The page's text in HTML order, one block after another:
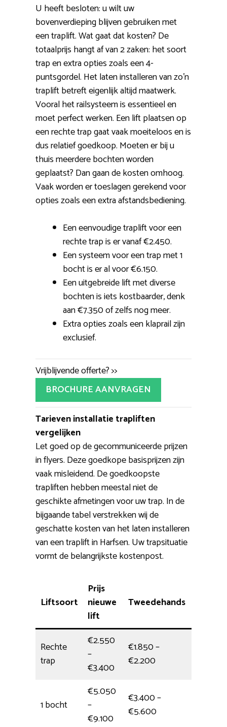
U heeft besloten: u wilt uw
bovenverdieping blijven gebruiken met
een traplift. Wat gaat dat kosten? De
totaalprijs hangt af van 2 zaken: het soort
trap en extra opties zoals een 4-
puntsgordel. Het laten installeren van zo’n
traplift betreft eigenlijk altijd maatwerk.
Vooral het railsysteem is essentieel en
moet perfect werken. Een lift plaatsen op
een rechte trap gaat vaak moeiteloos en is
dus relatief goedkoop. Moeten er bij u
thuis meerdere bochten worden
geplaatst? Dan gaan de kosten omhoog.
Vaak worden er toeslagen gerekend voor
opties zoals een extra afstandsbediening.
Een eenvoudige traplift voor een
rechte trap is er vanaf €2.450.
Een systeem voor een trap met 1
bocht is er al voor €6.150.
Een uitgebreide lift met diverse
bochten is iets kostbaarder, denk
aan €7.350 of zelfs nog meer.
Extra opties zoals een klaprail zijn
exclusief.
Vrijblijvende offerte? >>
BROCHURE AANVRAGEN
Tarieven installatie trapliften
vergelijken
Let goed op de gecommuniceerde prijzen
in flyers. Deze goedkope basisprijzen zijn
vaak misleidend. De goedkoopste
trapliften hebben meestal niet de
geschikte afmetingen voor uw trap. In de
bijgaande tabel verstrekken wij de
geschatte kosten van het laten installeren
van een traplift in Harfsen. Uw trapsituatie
vormt de belangrijkste kostenpost.
Liftsoort
Prijs
nieuwe
lift
Tweedehands
Rechte
trap
€2.550
–
€3.400
€1.850 –
€2.200
1 bocht
€5.050
–
€9.100
€3.400 –
€5.600